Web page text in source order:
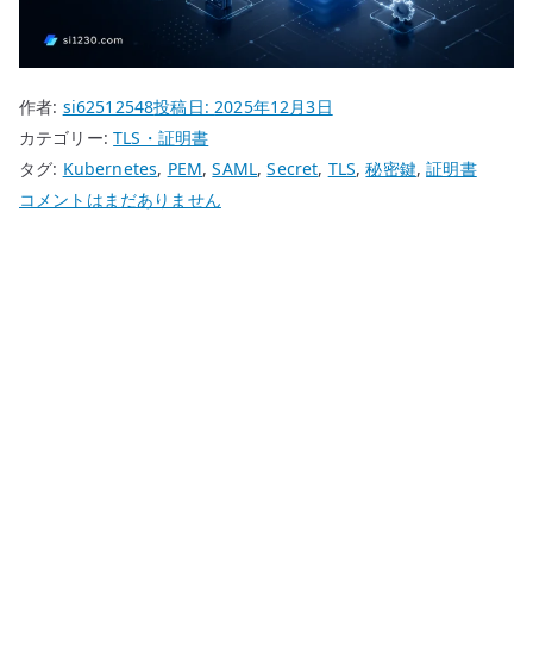
作者: si62512548投稿日:2025年12月3日
カテゴリー:TLS・証明書
タグ: Kubernetes, PEM,SAML,Secret, TLS,秘密鍵,証明書
PEM
コメントはまだありません